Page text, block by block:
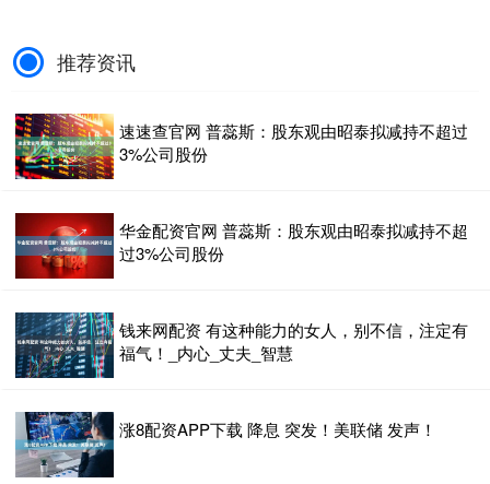
推荐资讯
速速查官网 普蕊斯：股东观由昭泰拟减持不超过
3%公司股份
华金配资官网 普蕊斯：股东观由昭泰拟减持不超
过3%公司股份
钱来网配资 有这种能力的女人，别不信，注定有
福气！_内心_丈夫_智慧
涨8配资APP下载 降息 突发！美联储 发声！